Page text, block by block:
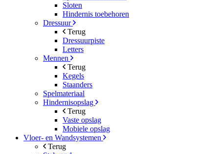
Sloten
Hindernis toebehoren
Dressuur
Terug
Dressuurpiste
Letters
Mennen
Terug
Kegels
Staanders
Spelmateriaal
Hindernisopslag
Terug
Vaste opslag
Mobiele opslag
Vloer- en Wandsystemen
Terug